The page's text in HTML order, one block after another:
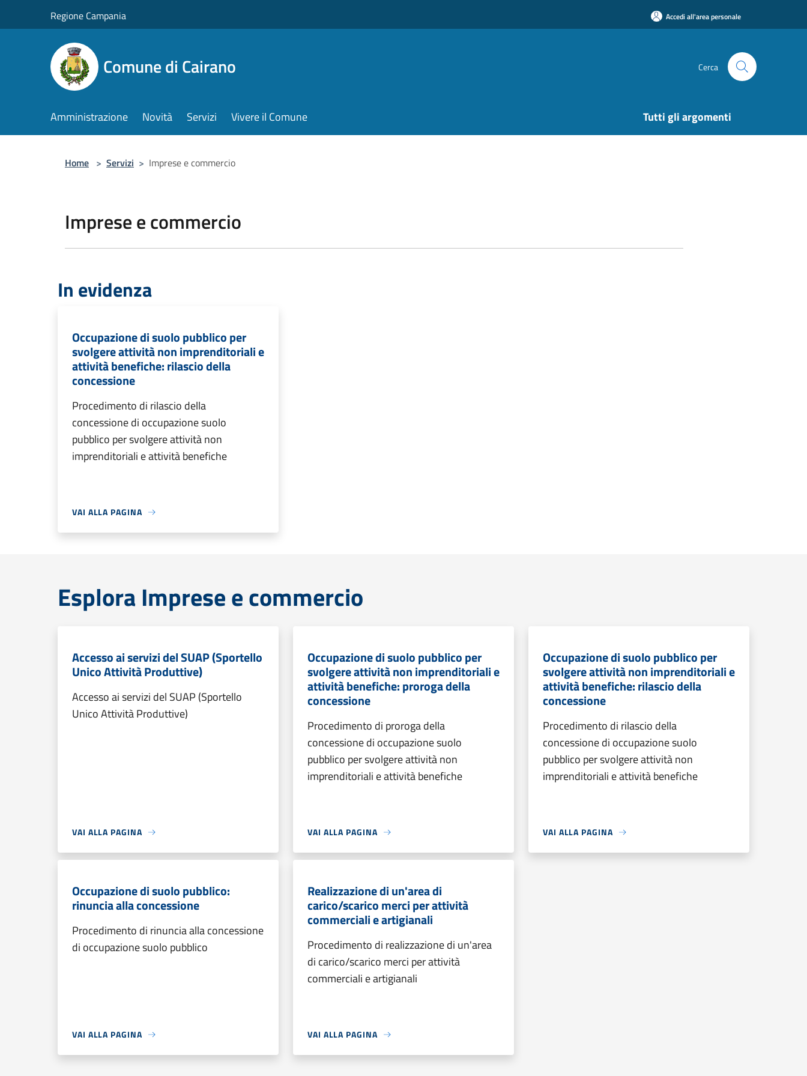
Regione Campania Accedi all'area personale
Comune di Cairano Cerca
Amministrazione Novità Servizi Vivere il Comune Tutti gli argomenti
Home > Servizi > Imprese e commercio
Imprese e commercio
In evidenza
Occupazione di suolo pubblico per
svolgere attività non imprenditoriali e
attività benefiche: rilascio della
concessione
Procedimento di rilascio della
concessione di occupazione suolo
pubblico per svolgere attività non
imprenditoriali e attività benefiche
VAI ALLA PAGINA
Esplora Imprese e commercio
Accesso ai servizi del SUAP (Sportello
Unico Attività Produttive)
Accesso ai servizi del SUAP (Sportello
Unico Attività Produttive)
VAI ALLA PAGINA
Occupazione di suolo pubblico per
svolgere attività non imprenditoriali e
attività benefiche: proroga della
concessione
Procedimento di proroga della
concessione di occupazione suolo
pubblico per svolgere attività non
imprenditoriali e attività benefiche
VAI ALLA PAGINA
Occupazione di suolo pubblico per
svolgere attività non imprenditoriali e
attività benefiche: rilascio della
concessione
Procedimento di rilascio della
concessione di occupazione suolo
pubblico per svolgere attività non
imprenditoriali e attività benefiche
VAI ALLA PAGINA
Occupazione di suolo pubblico:
rinuncia alla concessione
Procedimento di rinuncia alla concessione
di occupazione suolo pubblico
VAI ALLA PAGINA
Realizzazione di un'area di
carico/scarico merci per attività
commerciali e artigianali
Procedimento di realizzazione di un'area
di carico/scarico merci per attività
commerciali e artigianali
VAI ALLA PAGINA